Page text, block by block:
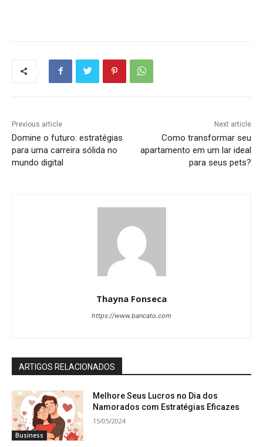
Previous article
Domine o futuro: estratégias
para uma carreira sólida no
mundo digital
Next article
Como transformar seu
apartamento em um lar ideal
para seus pets?
Thayna Fonseca
https://www.bancato.com
ARTIGOS RELACIONADOS
Business
Melhore Seus Lucros no Dia dos
Namorados com Estratégias Eficazes
15/05/2024